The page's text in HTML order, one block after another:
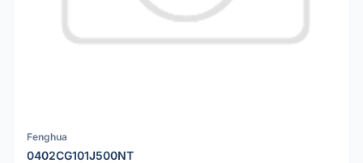
Fenghua
0402CG101J500NT